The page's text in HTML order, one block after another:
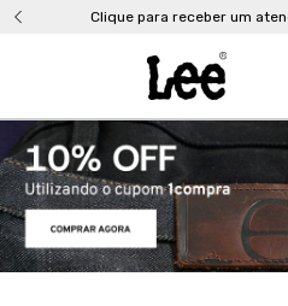
Clique para receber um